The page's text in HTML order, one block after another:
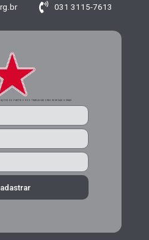
031 3115-7613
DO PARTIDO DOS TRABALHADORES DE MINAS GERAIS